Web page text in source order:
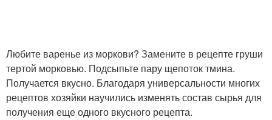
Любите варенье из моркови? Замените в рецепте груши
тертой морковью. Подсыпьте пару щепоток тмина.
Получается вкусно. Благодаря универсальности многих
рецептов хозяйки научились изменять состав сырья для
получения еще одного вкусного рецепта.